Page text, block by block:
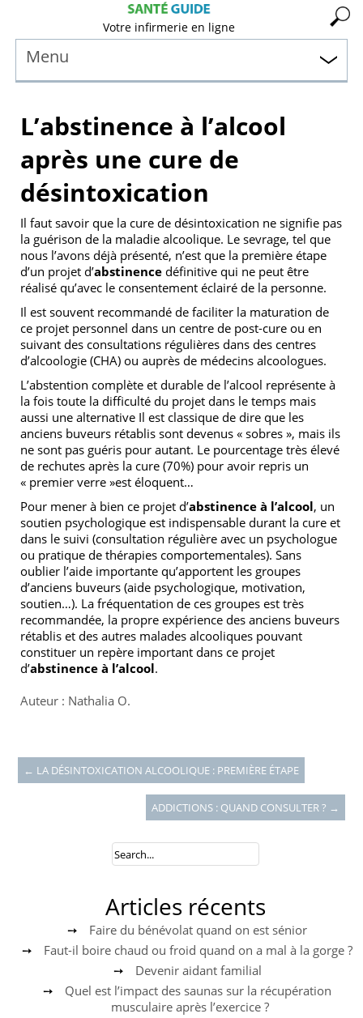
Votre infirmerie en ligne
Menu
L’abstinence à l’alcool
après une cure de
désintoxication
Il faut savoir que la cure de désintoxication ne signifie pas
la guérison de la maladie alcoolique. Le sevrage, tel que
nous l’avons déjà présenté, n’est que la première étape
d’un projet d’abstinence définitive qui ne peut être
réalisé qu’avec le consentement éclairé de la personne.
Il est souvent recommandé de faciliter la maturation de
ce projet personnel dans un centre de post-cure ou en
suivant des consultations régulières dans des centres
d’alcoologie (CHA) ou auprès de médecins alcoologues.
L’abstention complète et durable de l’alcool représente à
la fois toute la difficulté du projet dans le temps mais
aussi une alternative Il est classique de dire que les
anciens buveurs rétablis sont devenus « sobres », mais ils
ne sont pas guéris pour autant. Le pourcentage très élevé
de rechutes après la cure (70%) pour avoir repris un
« premier verre »est éloquent…
Pour mener à bien ce projet d’abstinence à l’alcool, un
soutien psychologique est indispensable durant la cure et
dans le suivi (consultation régulière avec un psychologue
ou pratique de thérapies comportementales). Sans
oublier l’aide importante qu’apportent les groupes
d’anciens buveurs (aide psychologique, motivation,
soutien…). La fréquentation de ces groupes est très
recommandée, la propre expérience des anciens buveurs
rétablis et des autres malades alcooliques pouvant
constituer un repère important dans ce projet
d’abstinence à l’alcool.
Auteur : Nathalia O.
← LA DÉSINTOXICATION ALCOOLIQUE : PREMIÈRE ÉTAPE
ADDICTIONS : QUAND CONSULTER ? →
Articles récents
Faire du bénévolat quand on est sénior
Faut-il boire chaud ou froid quand on a mal à la gorge ?
Devenir aidant familial
Quel est l’impact des saunas sur la récupération
musculaire après l’exercice ?